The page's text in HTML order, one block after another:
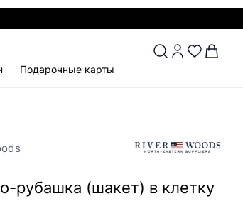
Подарочные карты
рубашка (шакет) в клетку